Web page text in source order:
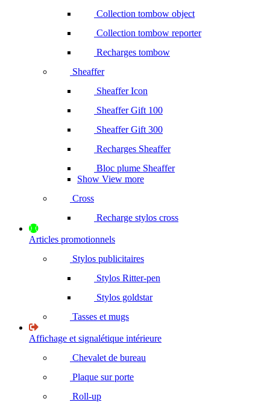
Collection tombow object
Collection tombow reporter
Recharges tombow
Sheaffer
Sheaffer Icon
Sheaffer Gift 100
Sheaffer Gift 300
Recharges Sheaffer
Bloc plume Sheaffer
Show View more
Cross
Recharge stylos cross
Articles promotionnels
Stylos publicitaires
Stylos Ritter-pen
Stylos goldstar
Tasses et mugs
Affichage et signalétique intérieure
Chevalet de bureau
Plaque sur porte
Roll-up